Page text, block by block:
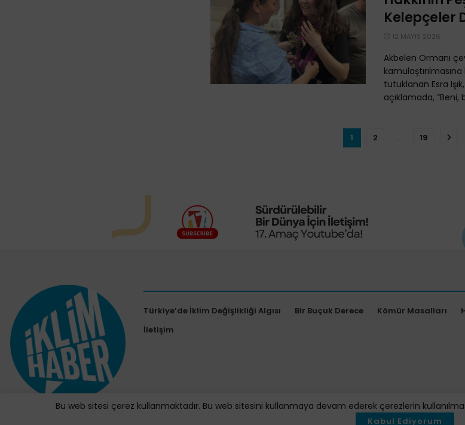
Kelepçeler
12 MAYIS 2026
Akbelen Ormanı
tutuklanan Esra
açıklamada,
1 2 … 19
Türkiye’de İklim Değişlikliği Algısı Bir Buçuk Derece Kömür Masalları
İletişim
Bu web sitesi çerez kullanmaktadır. Bu web sitesini kullanmaya devam ederek çerezlerin
Kabul Ediyorum